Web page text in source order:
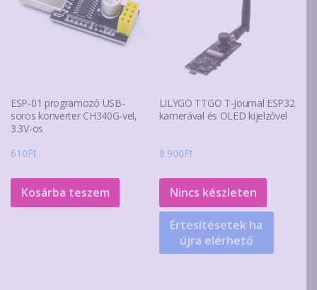
ESP-01 programozó USB-
soros konverter CH340G-vel,
3.3V-os
610Ft
Kosárba teszem
LILYGO TTGO T-Journal ESP32
kamerával és OLED kijelzővel
8.900Ft
Nincs készleten
Értesítésetek ha
újra elérhető